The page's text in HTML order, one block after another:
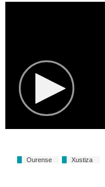
Ourense Xustiza